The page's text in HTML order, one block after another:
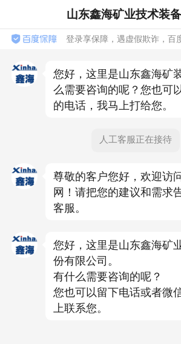
山东鑫海矿业技术装
登录享保障，遇虚假欺诈，百
您好，这里是山东鑫海矿
么需要咨询的呢？您也可
的电话，我马上打给您。
人工客服正在接待
尊敬的客户您好，欢迎访
网！请把您的建议和需求
客服。
您好，这里是山东鑫海矿
份有限公司。
有什么需要咨询的呢？
您也可以留下电话或者微
上联系您。